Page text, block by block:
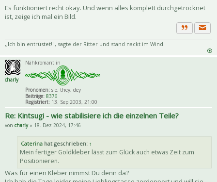
Es funktioniert recht okay. Und wenn alles komplett durchgetrocknet
ist, zeige ich mal ein Bild.
Zitat
,,Ich bin entrüstet!", sagte der Ritter und stand nackt im Wind.
charly
Nähkromant:in
Pronomen: sie, they, dey
Beiträge: 8376
Registriert: 13. Sep 2003, 21:00
Re: Kintsugi - wie stabilisiere ich die einzelnen Teile?
von charly» 18. Dez 2024, 17:46
Caterina hat geschrieben: ↑
Mein fertiger Goldkleber lässt zum Glück auch etwas Zeit zum
Positionieren.
Was für einen Kleber nimmst Du denn da?